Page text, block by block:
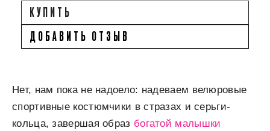
КУПИТЬ
ДОБАВИТЬ ОТЗЫВ
Нет, нам пока не надоело: надеваем велюровые
спортивные костюмчики в стразах и серьги-
кольца, завершая образ богатой малышки